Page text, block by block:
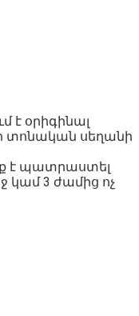
է օրիգինալ
տոնական սեղանի
է պատրաստել
կամ 3 ժամից ոչ